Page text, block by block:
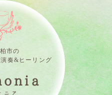
市の
奏&ヒーリング
ニア